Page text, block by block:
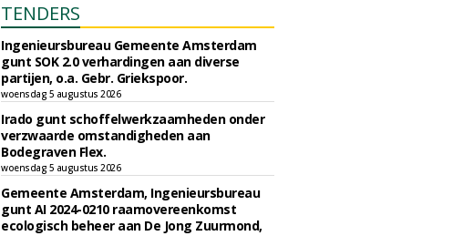
TENDERS
Ingenieursbureau Gemeente Amsterdam
gunt SOK 2.0 verhardingen aan diverse
partijen, o.a. Gebr. Griekspoor.
woensdag 5 augustus 2026
Irado gunt schoffelwerkzaamheden onder
verzwaarde omstandigheden aan
Bodegraven Flex.
woensdag 5 augustus 2026
Gemeente Amsterdam, Ingenieursbureau
gunt AI 2024-0210 raamovereenkomst
ecologisch beheer aan De Jong Zuurmond,